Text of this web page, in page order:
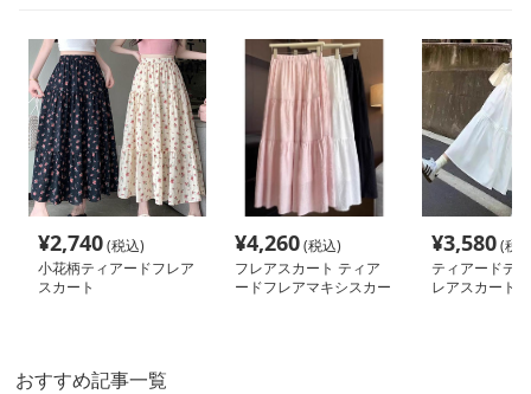
¥2,740(税込)
小花柄ティアードフレア
スカート
¥4,260(税込)
フレアスカート ティア
ードフレアマキシスカー
¥3,580(税
ティアードデ
レアスカート
おすすめ記事一覧